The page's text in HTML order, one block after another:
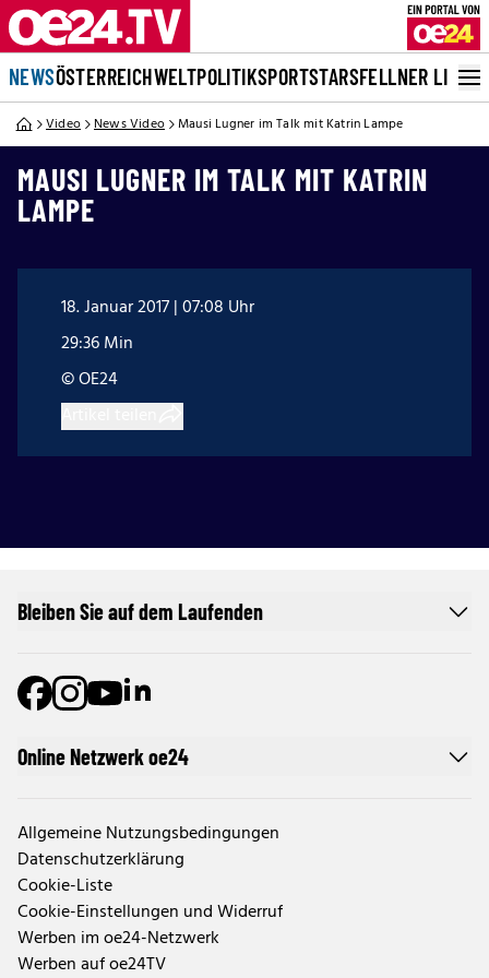
NEWSÖSTERREICHWELTPOLITIKSPORTSTARSFELLNER LIVE
Video News Video Mausi Lugner im Talk mit Katrin Lampe
MAUSI LUGNER IM TALK MIT KATRIN
LAMPE
18. Januar 2017 | 07:08 Uhr
29:36 Min
© OE24
Online Netzwerk oe24
Allgemeine Nutzungsbedingungen
Datenschutzerklärung
Cookie-Liste
Cookie-Einstellungen und Widerruf
Werben im oe24-Netzwerk
Werben auf oe24TV
Bleiben Sie auf dem Laufenden